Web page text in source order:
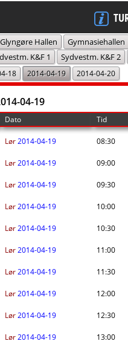
Glyngøre Hallen
Gymnasiehallen
K&F 1 Sydvestm. K&F 2
18 2014-04-19 2014-04-20
04-19
Dato Tid
Lør2014-04-19 08:30
Lør2014-04-19 09:00
Lør2014-04-19 09:30
Lør2014-04-19 10:00
Lør2014-04-19 10:30
Lør2014-04-19 11:00
Lør2014-04-19 11:30
Lør2014-04-19 12:00
Lør2014-04-19 12:30
Lør2014-04-19 13:00